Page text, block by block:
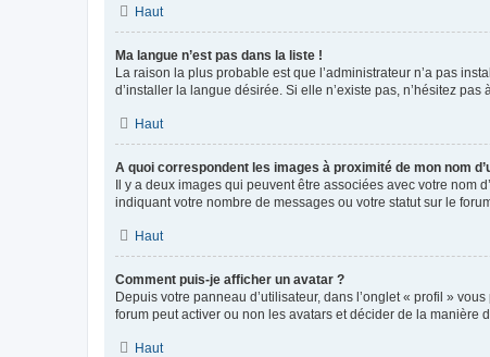
Haut
Ma langue n’est pas dans la liste !
La raison la plus probable est que l’administrateur n’a pas
d’installer la langue désirée. Si elle n’existe pas, n’hésitez
Haut
A quoi correspondent les images à proximité de mon nom
Il y a deux images qui peuvent être associées avec votre nom
indiquant votre nombre de messages ou votre statut sur le
Haut
Comment puis-je afficher un avatar ?
Depuis votre panneau d’utilisateur, dans l’onglet « profil »
forum peut activer ou non les avatars et décider de la manière
Haut